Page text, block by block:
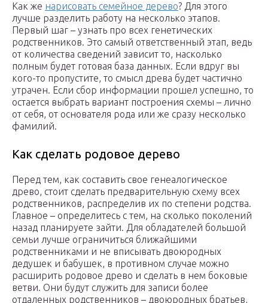
Как же нарисовать семейное дерево? Для этого
лучше разделить работу на несколько этапов.
Первый шаг – узнать про всех генетических
родственников. Это самый ответственный этап, ведь
от количества сведений зависит то, насколько
полным будет готовая база данных. Если вдруг вы
кого-то пропустите, то смысл древа будет частично
утрачен. Если сбор информации прошел успешно, то
остается выбрать вариант построения схемы – лично
от себя, от основателя рода или же сразу несколько
фамилий.
Как сделать родовое дерево
Перед тем, как составить свое генеалогическое
древо, стоит сделать предварительную схему всех
родственников, распределив их по степени родства.
Главное – определитесь с тем, на сколько поколений
назад планируете зайти. Для обладателей большой
семьи лучше ограничиться ближайшими
родственниками и не вписывать двоюродных
дедушек и бабушек, в противном случае можно
расширить родовое древо и сделать в нем боковые
ветви. Они будут служить для записи более
отдаленных родственников – двоюродных братьев,